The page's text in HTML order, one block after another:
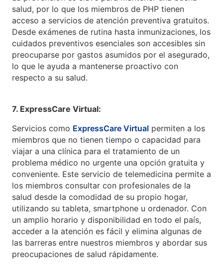
salud, por lo que los miembros de PHP tienen
acceso a servicios de atención preventiva gratuitos.
Desde exámenes de rutina hasta inmunizaciones, los
cuidados preventivos esenciales son accesibles sin
preocuparse por gastos asumidos por el asegurado,
lo que le ayuda a mantenerse proactivo con
respecto a su salud.
7. ExpressCare Virtual:
Servicios como ExpressCare Virtual permiten a los
miembros que no tienen tiempo o capacidad para
viajar a una clínica para el tratamiento de un
problema médico no urgente una opción gratuita y
conveniente. Este servicio de telemedicina permite a
los miembros consultar con profesionales de la
salud desde la comodidad de su propio hogar,
utilizando su tableta, smartphone u ordenador. Con
un amplio horario y disponibilidad en todo el país,
acceder a la atención es fácil y elimina algunas de
las barreras entre nuestros miembros y abordar sus
preocupaciones de salud rápidamente.